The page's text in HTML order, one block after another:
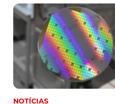
NOTÍCIAS